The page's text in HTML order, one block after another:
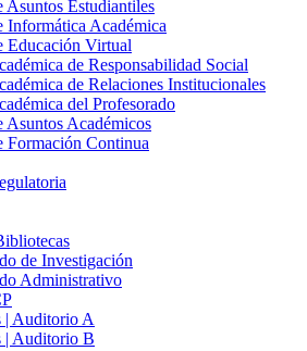
Asuntos Estudiantiles
Informática Académica
Educación Virtual
de Responsabilidad Social
de Relaciones Institucionales
del Profesorado
Asuntos Académicos
Formación Continua
de Investigación
Administrativo
| Auditorio A
| Auditorio B